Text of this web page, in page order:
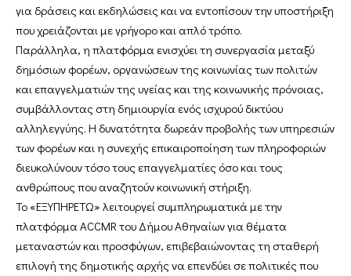
για δράσεις και εκδηλώσεις και να εντοπίσουν την υποστήριξη
που χρειάζονται με γρήγορο και απλό τρόπο.
Παράλληλα, η πλατφόρμα ενισχύει τη συνεργασία μεταξύ
δημόσιων φορέων, οργανώσεων της κοινωνίας των πολιτών
και επαγγελματιών της υγείας και της κοινωνικής πρόνοιας,
συμβάλλοντας στη δημιουργία ενός ισχυρού δικτύου
αλληλεγγύης. Η δυνατότητα δωρεάν προβολής των υπηρεσιών
των φορέων και η συνεχής επικαιροποίηση των πληροφοριών
διευκολύνουν τόσο τους επαγγελματίες όσο και τους
ανθρώπους που αναζητούν κοινωνική στήριξη.
Το «ΕΞΥΠΗΡΕΤΩ» λειτουργεί συμπληρωματικά με την
πλατφόρμα ACCMR του Δήμου Αθηναίων για θέματα
μεταναστών και προσφύγων, επιβεβαιώνοντας τη σταθερή
επιλογή της δημοτικής αρχής να επενδύει σε πολιτικές που